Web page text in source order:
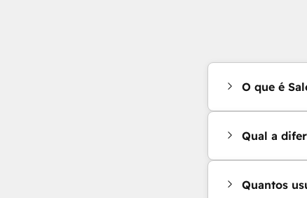
O que é
Qual a
Quantos